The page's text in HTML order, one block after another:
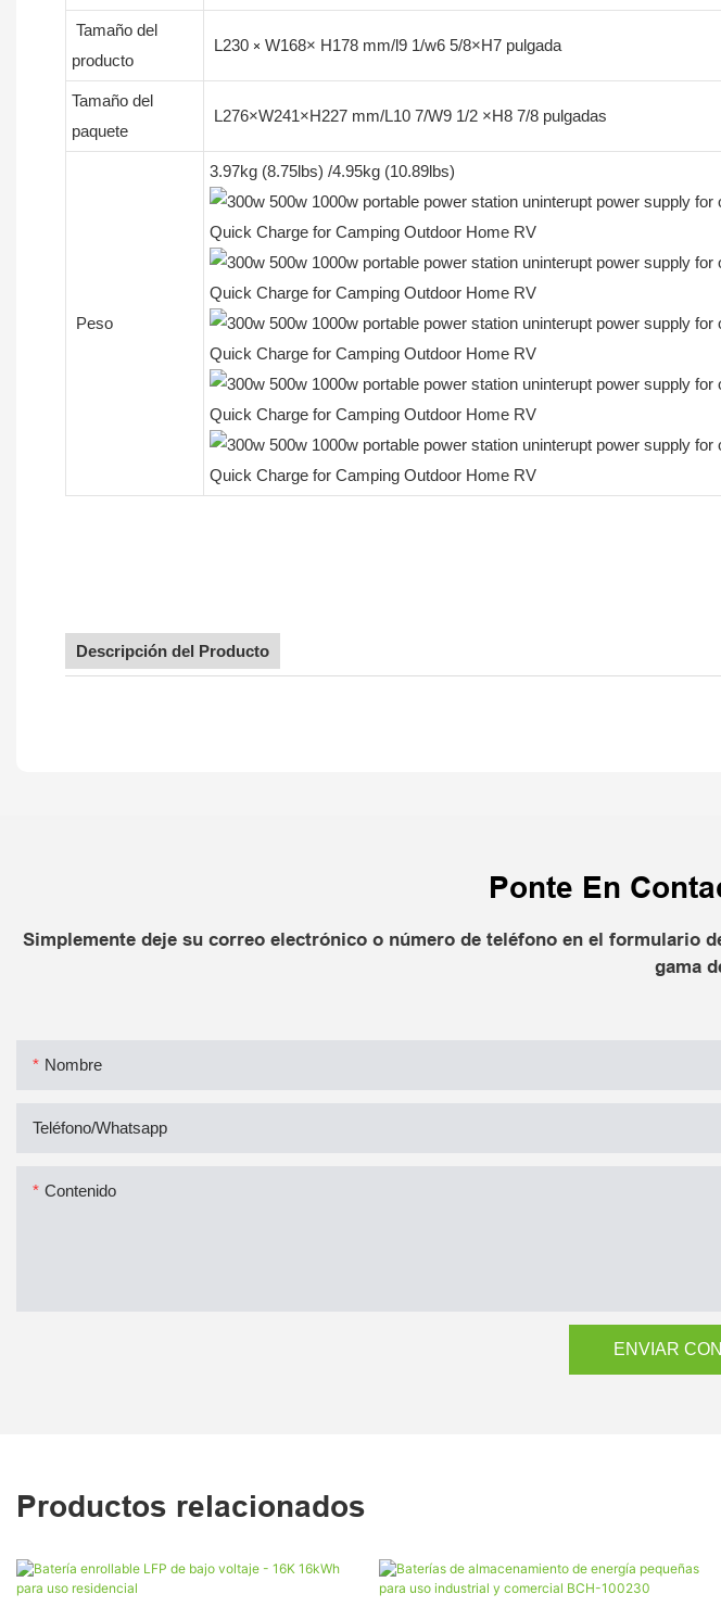
Tamaño del
producto
L230 × W168× H178 mm/l9 1/w6 5/8×H7 pulgada
Tamaño del
paquete
L276×W241×H227 mm/L10 7/W9 1/2 ×H8 7/8 pulgadas
Peso
3.97kg (8.75lbs) /4.95kg (10.89lbs)
Descripción del Producto
Ponte En
Simplemente deje su correo electrónico o número de teléfono en el formulario
gama
Nombre
Teléfono/whatsapp
Contenido
ENVIAR
Productos relacionados